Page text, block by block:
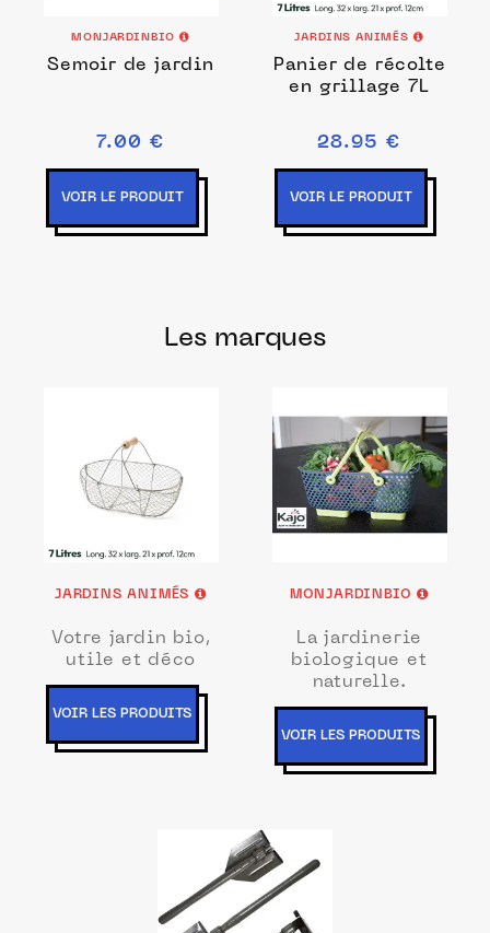
MONJARDINBIO
Semoir de jardin
7.00 €
VOIR LE PRODUIT
JARDINS ANIMÉS
Panier de récolte
en grillage 7L
28.95 €
VOIR LE PRODUIT
Les marques
JARDINS ANIMÉS
Votre jardin bio,
utile et déco
VOIR LES PRODUITS
MONJARDINBIO
La jardinerie
biologique et
naturelle.
VOIR LES PRODUITS